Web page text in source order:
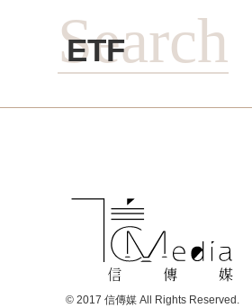
Search
ETF
© 2017 信傳媒 All Rights Reserved.